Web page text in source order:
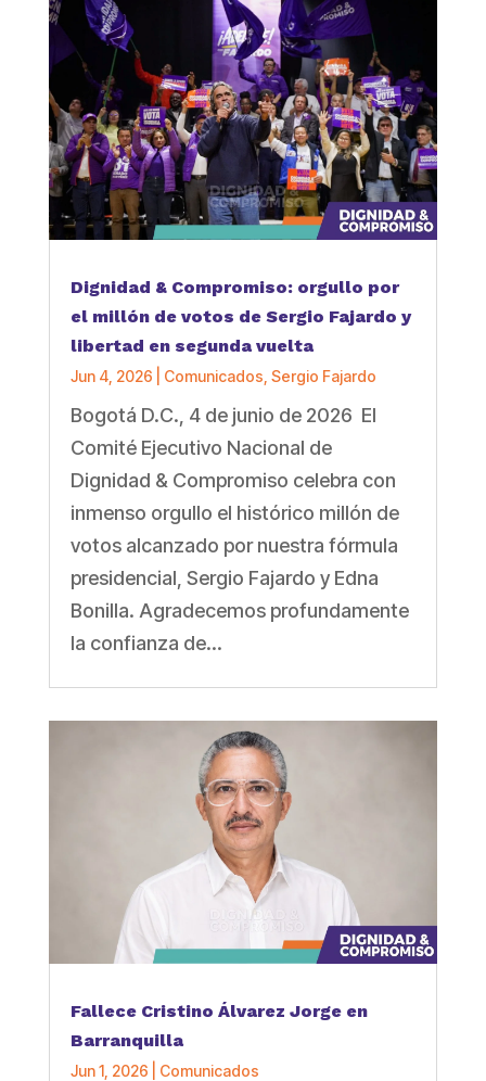
Dignidad & Compromiso: orgullo por
el millón de votos de Sergio Fajardo y
libertad en segunda vuelta
Jun 4, 2026 Comunicados Sergio Fajardo
Bogotá D.C., 4 de junio de 2026 El
Comité Ejecutivo Nacional de
Dignidad & Compromiso celebra con
inmenso orgullo el histórico millón de
votos alcanzado por nuestra fórmula
presidencial, Sergio Fajardo y Edna
Bonilla. Agradecemos profundamente
la confianza de...
Fallece Cristino Álvarez Jorge en
Barranquilla
Jun 1, 2026 Comunicados